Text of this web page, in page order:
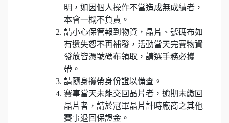
明，如因個人操作不當造成無成績者，
本會一概不負責。
請小心保管報到物資，晶片、號碼布如
有遺失恕不再補發，活動當天完賽物資
發放皆憑號碼布領取，請選手務必攜
帶。
請隨身攜帶身份證以備查。
賽事當天未能交回晶片者，逾期未繳回
晶片者，請於冠軍晶片計時廠商之其他
賽事退回保證金。